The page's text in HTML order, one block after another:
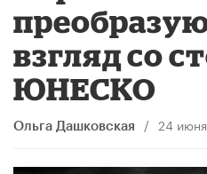
взгляд со
ЮНЕСКО
Ольга Дашковская / 24